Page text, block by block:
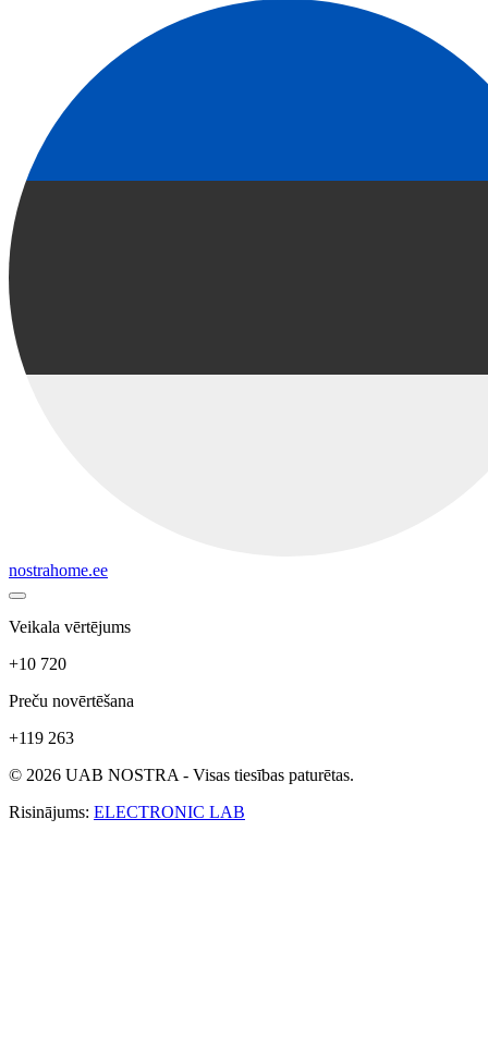
nostrahome.ee
Veikala vērtējums
+10 720
Preču novērtēšana
+119 263
© 2026 UAB NOSTRA - Visas tiesības paturētas.
Risinājums: ELECTRONIC LAB